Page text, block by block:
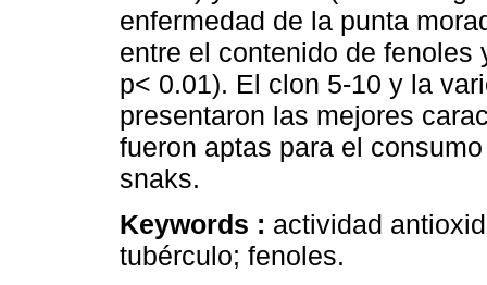
enfermedad de la punta
entre el contenido de
p< 0.01). El clon 5-10 y la
presentaron las mejores
fueron aptas para el
snaks.
Keywords : actividad
tubérculo; fenoles.